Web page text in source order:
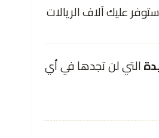
عليك آلاف الريالات
التي لن تجدها في أي